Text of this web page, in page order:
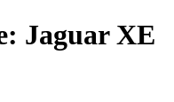
Jaguar XE